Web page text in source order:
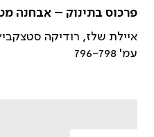
פרכוס בתינוק – אבחנה
איילת שלז, רודיקה
עמ' 796-798